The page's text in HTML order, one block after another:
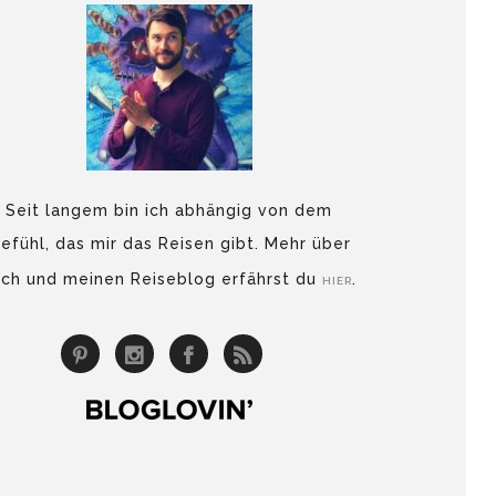
Seit langem bin ich abhängig von dem
das mir das Reisen gibt. Mehr über
und meinen Reiseblog erfährst du
HIER.